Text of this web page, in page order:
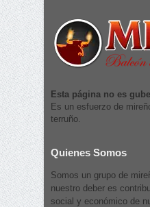
Esta página no es
Es un esfuerzo de
terruño.
Quienes Somos
Somos un grupo de
nuestro deber es
social y económico de